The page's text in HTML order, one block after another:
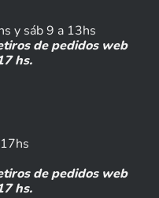
y sáb 9 a 13hs
de pedidos web
hs.
de pedidos web
hs.